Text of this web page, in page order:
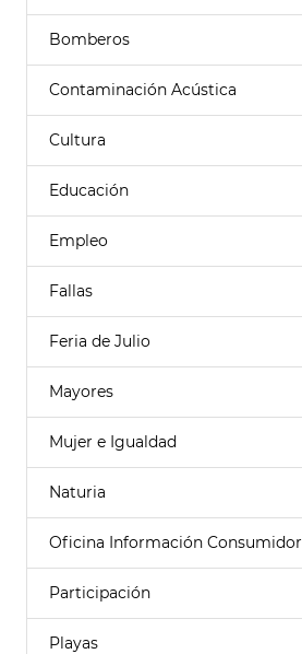
Bomberos
Contaminación Acústica
Cultura
Educación
Empleo
Fallas
Feria de Julio
Mayores
Mujer e Igualdad
Naturia
Oficina Información Consumidor
Participación
Playas